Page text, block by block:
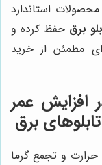
استاندارد
برق حفظ کرده و
مطمئن از خرید
افزایش عمر
برق
حرارت و تجمع گرما